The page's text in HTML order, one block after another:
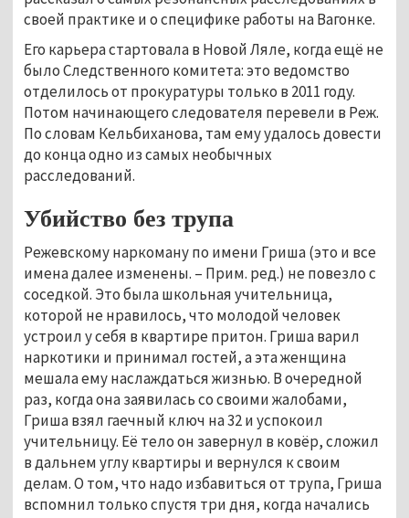
своей практике и о специфике работы на Вагонке.
Его карьера стартовала в Новой Ляле, когда ещё не
было Следственного комитета: это ведомство
отделилось от прокуратуры только в 2011 году.
Потом начинающего следователя перевели в Реж.
По словам Кельбиханова, там ему удалось довести
до конца одно из самых необычных
расследований.
Убийство без трупа
Режевскому наркоману по имени Гриша (это и все
имена далее изменены. – Прим. ред.) не повезло с
соседкой. Это была школьная учительница,
которой не нравилось, что молодой человек
устроил у себя в квартире притон. Гриша варил
наркотики и принимал гостей, а эта женщина
мешала ему наслаждаться жизнью. В очередной
раз, когда она заявилась со своими жалобами,
Гриша взял гаечный ключ на 32 и успокоил
учительницу. Её тело он завернул в ковёр, сложил
в дальнем углу квартиры и вернулся к своим
делам. О том, что надо избавиться от трупа, Гриша
вспомнил только спустя три дня, когда начались